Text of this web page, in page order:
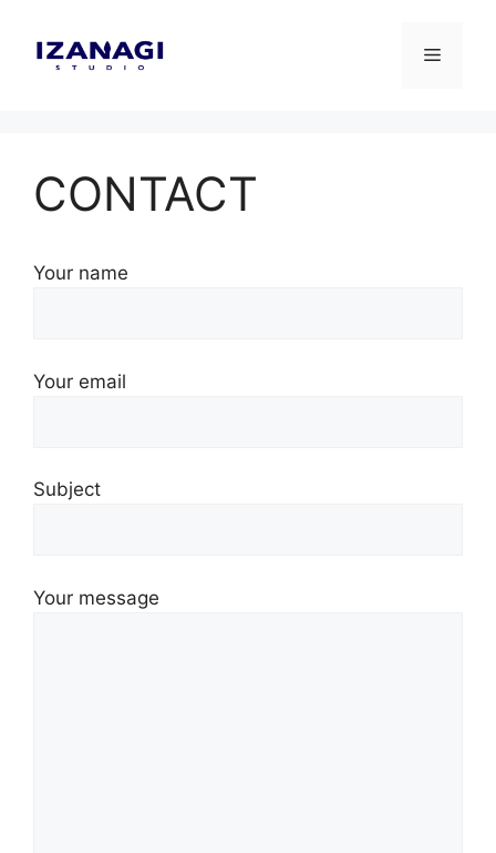
content
Menu
CONTACT
Your name
Your email
Subject
Your message